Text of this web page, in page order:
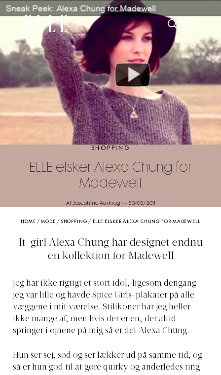
SHOPPING
ELLE elsker Alexa Chung for
Madewell
Af Josephine Aarkrogh - 30/08/2011
HOME /MODE / SHOPPING / ELLE ELSKER ALEXA CHUNG FOR MADEWELL
It-girl Alexa Chung har designet endnu
en kollektion for Madewell
Jeg har ikke rigtigt et stort idol, ligesom dengang
jeg var lille og havde Spice Girls-plakater på alle
væggene i mit værelse. Stilikoner har jeg heller
ikke mange af, men hvis der er en, der altid
springer i øjnene på mig så er det Alexa Chung.
Hun ser sej, sød og ser lækker ud på samme tid, og
så er hun god til at gøre quirky og anderledes ting